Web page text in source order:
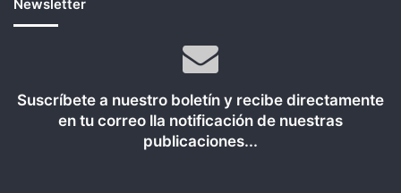
Newsletter
Suscríbete a nuestro boletín y recibe directamente
en tu correo lla notificación de nuestras
publicaciones...